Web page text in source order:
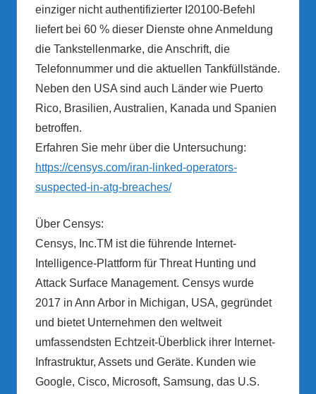
einziger nicht authentifizierter I20100-Befehl
liefert bei 60 % dieser Dienste ohne Anmeldung
die Tankstellenmarke, die Anschrift, die
Telefonnummer und die aktuellen Tankfüllstände.
Neben den USA sind auch Länder wie Puerto
Rico, Brasilien, Australien, Kanada und Spanien
betroffen.
Erfahren Sie mehr über die Untersuchung:
https://censys.com/iran-linked-operators-
suspected-in-atg-breaches/
Über Censys:
Censys, Inc.TM ist die führende Internet-
Intelligence-Plattform für Threat Hunting und
Attack Surface Management. Censys wurde
2017 in Ann Arbor in Michigan, USA, gegründet
und bietet Unternehmen den weltweit
umfassendsten Echtzeit-Überblick ihrer Internet-
Infrastruktur, Assets und Geräte. Kunden wie
Google, Cisco, Microsoft, Samsung, das U.S.